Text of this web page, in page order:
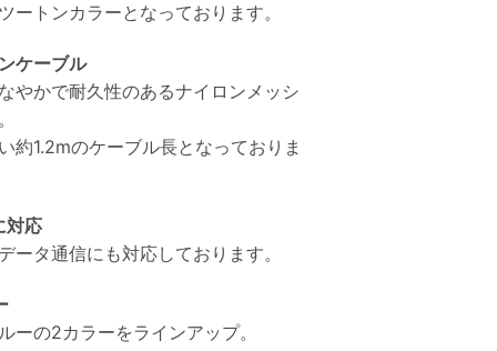
ートンカラーとなっております。
ケーブル
やかで耐久性のあるナイロンメッシ
約1.2mのケーブル長となっておりま
対応
ータ通信にも対応しております。
ーの2カラーをラインアップ。